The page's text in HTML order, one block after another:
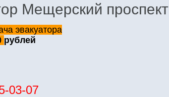
Мещерский проспект
эвакуатора
рублей
03-07